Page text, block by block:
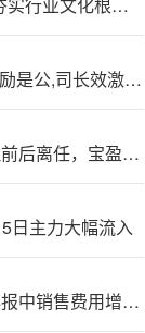
国寿安,保!基金：夯实行业文化根基——践行信义责任、建设合规风控体系
伟星新材：股权激励是公,司长效激励机制之一
原创: {两}基金经理前后离任，宝盈基金留不住人才？
日主力大幅流入
中泰股份<：>半年报中销售费用增加幅度较大是个别海外项目佣金费用较高计入销售费用导致